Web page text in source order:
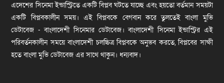
এদেশের সিনেমা ইন্ডাস্ট্রিতে একটি বিপ্লব ঘটতে যাচ্ছে এবং হয়তো বর্তমান সময়টা
একটি বিপ্লবকালীন সময়। এই বিপ্লবকে বেগবান করে তুলতেই বাংলা মুভি
ডেটাবেজ - বাংলাদেশী সিনেমার ডেটাবেজ। বাংলাদেশী সিনেমা ইন্ডাস্ট্রির এই
পরিবর্তনকালীন সময়ে বাংলাদেশী চলচ্চিত্র বিপ্লবকে অনুভব করতে, বিপ্লবের সাক্ষী
হতে বাংলা মুভি ডেটাবেজ এর সাথে থাকুন। ধন্যবাদ।